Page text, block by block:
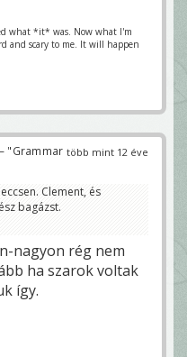
what *it* was. Now what I'm
scary to me. It will happen
több mint 12 éve
"Grammar
Clement, és
bagázst.
nagyon rég nem
ha szarok voltak
így.